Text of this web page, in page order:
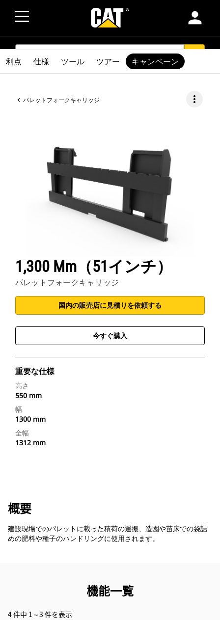
person
SEARCH
パレットフォークキャリッジ more_vert
1,300 Mm（51インチ）
パレットフォークキャリッジ
国内の販売店に見積りを依頼する
今すぐ購入
重要な仕様
高さ
550 mm
幅
1300 mm
全幅
1312 mm
利点 仕様 ツール ツアー キャンペーン
概要
建設現場でのパレットに載った積荷の運搬、造園や苗床での袋詰
めの肥料や種子のハンドリングに使用されます。
機能一覧
4 件中 1～3 件を表示